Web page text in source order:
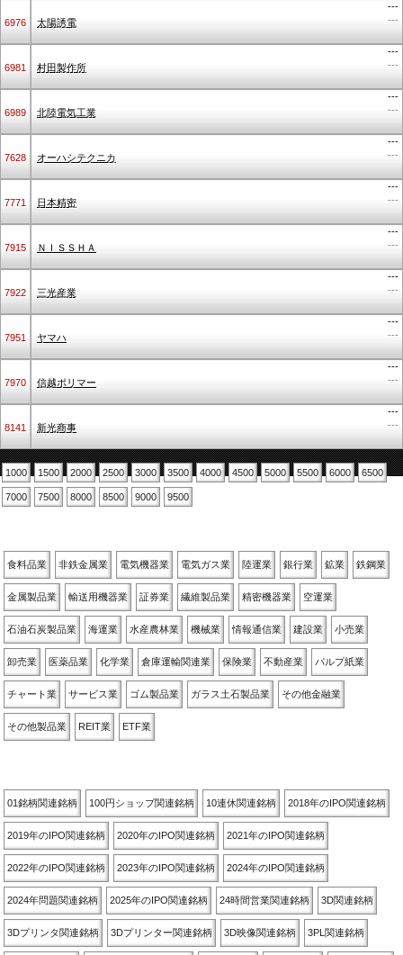
6976 太陽誘電
---
---
6981 村田製作所
---
---
6989 北陸電気工業
---
---
7628 オーハシテクニカ
---
---
7771 日本精密
---
---
7915 ＮＩＳＳＨＡ
---
---
7922 三光産業
---
---
7951 ヤマハ
---
---
7970 信越ポリマー
---
---
8141 新光商事
---
---
1000 1500 2000 2500 3000 3500 4000 4500 5000 5500 6000 6500
7000 7500 8000 8500 9000 9500
食料品業 非鉄金属業 電気機器業 電気ガス業 陸運業 銀行業 鉱業 鉄鋼業
金属製品業 輸送用機器業 証券業 繊維製品業 精密機器業 空運業
石油石炭製品業 海運業 水産農林業 機械業 情報通信業 建設業 小売業
卸売業 医薬品業 化学業 倉庫運輸関連業 保険業 不動産業 パルプ紙業
チャート業 サービス業 ゴム製品業 ガラス土石製品業 その他金融業
その他製品業 REIT業 ETF業
01銘柄関連銘柄 100円ショップ関連銘柄 10連休関連銘柄 2018年のIPO関連銘柄
2019年のIPO関連銘柄 2020年のIPO関連銘柄 2021年のIPO関連銘柄
2022年のIPO関連銘柄 2023年のIPO関連銘柄 2024年のIPO関連銘柄
2024年問題関連銘柄 2025年のIPO関連銘柄 24時間営業関連銘柄 3D関連銘柄
3Dプリンタ関連銘柄 3Dプリンター関連銘柄 3D映像関連銘柄 3PL関連銘柄